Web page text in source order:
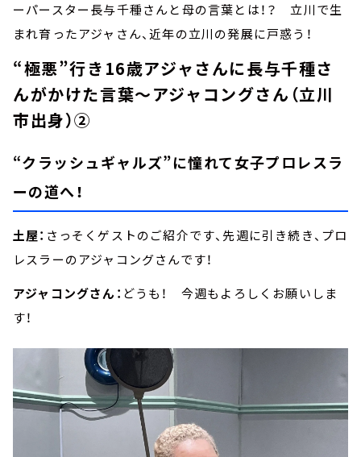
ーパースター長与千種さんと母の言葉とは！？ 立川で生
まれ育ったアジャさん、近年の立川の発展に戸惑う！
“極悪”行き16歳アジャさんに長与千種さ
んがかけた言葉～アジャコングさん（立川
市出身）②
“クラッシュギャルズ”に憧れて女子プロレスラ
ーの道へ！
土屋： さっそくゲストのご紹介です、先週に引き続き、プロ
レスラーのアジャコングさんです！
アジャコングさん： どうも！ 今週もよろしくお願いしま
す！